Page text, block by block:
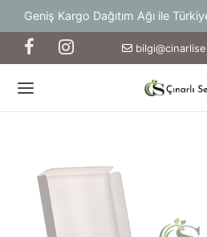
Türkiye'nin Her Yerine Teslimat